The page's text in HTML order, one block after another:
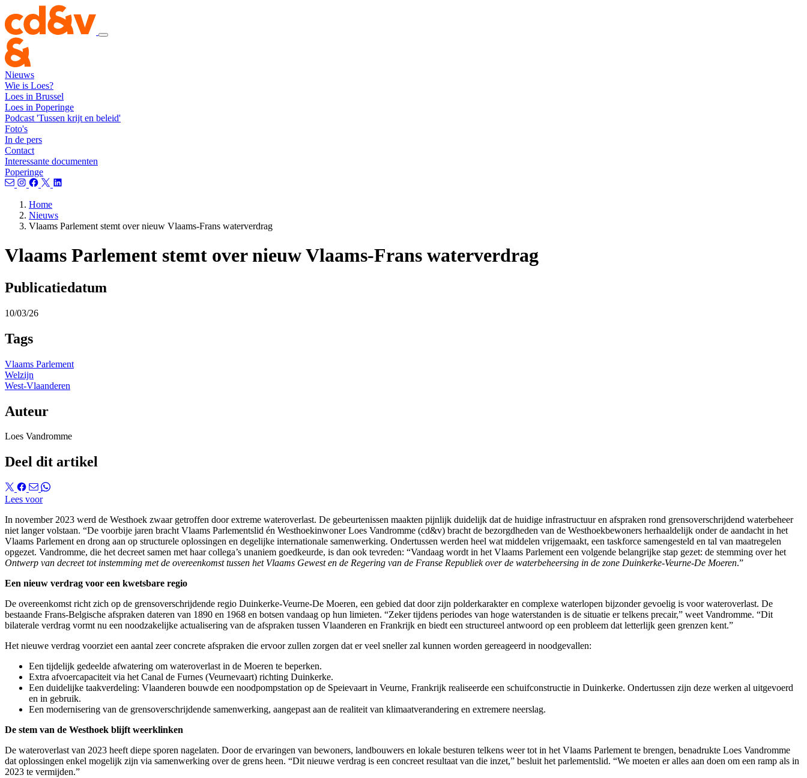
Nieuws
Wie is Loes?
Loes in Brussel
Loes in Poperinge
Podcast 'Tussen krijt en beleid'
Foto's
In de pers
Contact
Interessante documenten
Poperinge
Home
Nieuws
Vlaams Parlement stemt over nieuw Vlaams-Frans waterverdrag
Vlaams Parlement stemt over nieuw Vlaams-Frans waterverdrag
Publicatiedatum
10/03/26
Tags
Vlaams Parlement
Welzijn
West-Vlaanderen
Auteur
Loes Vandromme
Deel dit artikel
Lees voor
In november 2023 werd de Westhoek zwaar getroffen door extreme wateroverlast. De gebeurtenissen maakten pijnlijk duidelijk dat de huidige infrastructuur en afspraken rond grensoverschrijdend waterbeheer
niet langer volstaan. “De voorbije jaren bracht Vlaams Parlementslid én Westhoekinwoner Loes Vandromme (cd&v) bracht de bezorgdheden van de Westhoekbewoners herhaaldelijk onder de aandacht in het
Vlaams Parlement en drong aan op structurele oplossingen en degelijke internationale samenwerking. Ondertussen werden heel wat middelen vrijgemaakt, een taskforce samengesteld en tal van maatregelen
opgezet. Vandromme, die het decreet samen met haar collega’s unaniem goedkeurde, is dan ook tevreden: “Vandaag wordt in het Vlaams Parlement een volgende belangrijke stap gezet: de stemming over het
Ontwerp van decreet tot instemming met de overeenkomst tussen het Vlaams Gewest en de Regering van de Franse Republiek over de waterbeheersing in de zone Duinkerke‑Veurne‑De Moeren.”
Een nieuw verdrag voor een kwetsbare regio
De overeenkomst richt zich op de grensoverschrijdende regio Duinkerke‑Veurne‑De Moeren, een gebied dat door zijn polderkarakter en complexe waterlopen bijzonder gevoelig is voor wateroverlast. De
bestaande Frans‑Belgische afspraken dateren van 1890 en 1968 en botsen vandaag op hun limieten. “Zeker tijdens periodes van hoge waterstanden is de situatie er telkens precair,” weet Vandromme. “Dit
bilaterale verdrag vormt nu een noodzakelijke actualisering van de afspraken tussen Vlaanderen en Frankrijk en biedt een structureel antwoord op een probleem dat letterlijk geen grenzen kent.”
Het nieuwe verdrag voorziet een aantal zeer concrete afspraken die ervoor zullen zorgen dat er veel sneller zal kunnen worden gereageerd in noodgevallen:
Een tijdelijk gedeelde afwatering om wateroverlast in de Moeren te beperken.
Extra afvoercapaciteit via het Canal de Furnes (Veurnevaart) richting Duinkerke.
Een duidelijke taakverdeling: Vlaanderen bouwde een noodpompstation op de Speievaart in Veurne, Frankrijk realiseerde een schuifconstructie in Duinkerke. Ondertussen zijn deze werken al uitgevoerd
en in gebruik.
Een modernisering van de grensoverschrijdende samenwerking, aangepast aan de realiteit van klimaatverandering en extremere neerslag.
De stem van de Westhoek blijft weerklinken
De wateroverlast van 2023 heeft diepe sporen nagelaten. Door de ervaringen van bewoners, landbouwers en lokale besturen telkens weer tot in het Vlaams Parlement te brengen, benadrukte Loes Vandromme
dat oplossingen enkel mogelijk zijn via samenwerking over de grens heen. “Dit nieuwe verdrag is een concreet resultaat van die inzet,” besluit het parlementslid. “We moeten er alles aan doen om een ramp als in
2023 te vermijden.”